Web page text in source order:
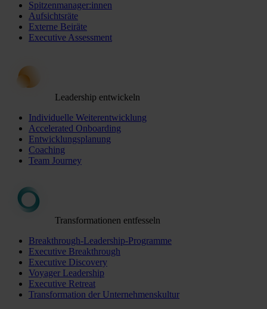
Spitzenmanager:innen
Aufsichtsräte
Externe Beiräte
Executive Assessment
Leadership entwickeln
Individuelle Weiterentwicklung
Accelerated Onboarding
Entwicklungsplanung
Coaching
Team Journey
Transformationen entfesseln
Breakthrough-Leadership-Programme
Executive Breakthrough
Executive Discovery
Voyager Leadership
Executive Retreat
Transformation der Unternehmenskultur